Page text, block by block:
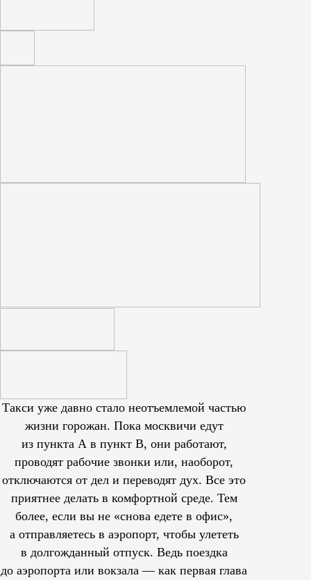
Такси уже давно стало неотъемлемой частью
жизни горожан. Пока москвичи едут
из пункта А в пункт В, они работают,
проводят рабочие звонки или, наоборот,
отключаются от дел и переводят дух. Все это
приятнее делать в комфортной среде. Тем
более, если вы не «снова едете в офис»,
а отправляетесь в аэропорт, чтобы улететь
в долгожданный отпуск. Ведь поездка
до аэропорта или вокзала — как первая глава